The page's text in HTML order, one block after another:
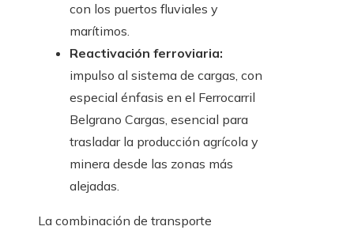
con los puertos fluviales y
marítimos.
Reactivación ferroviaria:
impulso al sistema de cargas, con
especial énfasis en el Ferrocarril
Belgrano Cargas, esencial para
trasladar la producción agrícola y
minera desde las zonas más
alejadas.
La combinación de transporte